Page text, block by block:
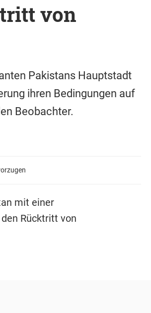
von
Pakistans Hauptstadt
ihren Bedingungen auf
Beobachter.
mit einer
Rücktritt von